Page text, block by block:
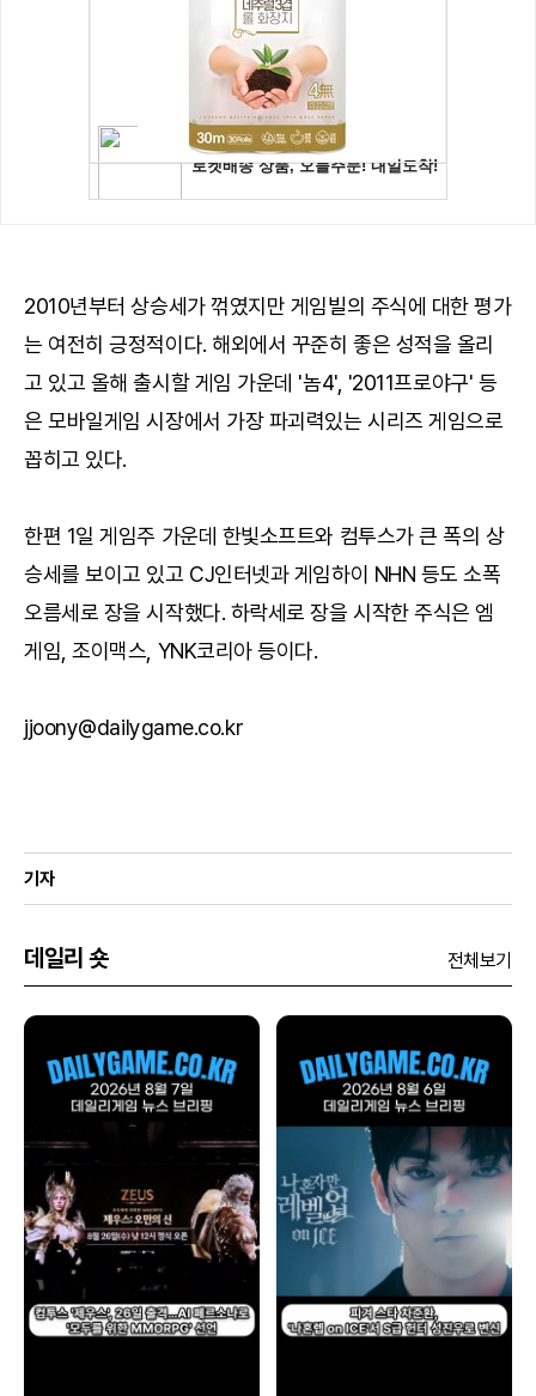
2010년부터 상승세가 꺾였지만 게임빌의 주식에 대한 평가
는 여전히 긍정적이다. 해외에서 꾸준히 좋은 성적을 올리
고 있고 올해 출시할 게임 가운데 '놈4', '2011프로야구' 등
은 모바일게임 시장에서 가장 파괴력있는 시리즈 게임으로
꼽히고 있다.
한편 1일 게임주 가운데 한빛소프트와 컴투스가 큰 폭의 상
승세를 보이고 있고 CJ인터넷과 게임하이 NHN 등도 소폭
오름세로 장을 시작했다. 하락세로 장을 시작한 주식은 엠
게임, 조이맥스, YNK코리아 등이다.
jjoony@dailygame.co.kr
기자
데일리 숏 전체보기